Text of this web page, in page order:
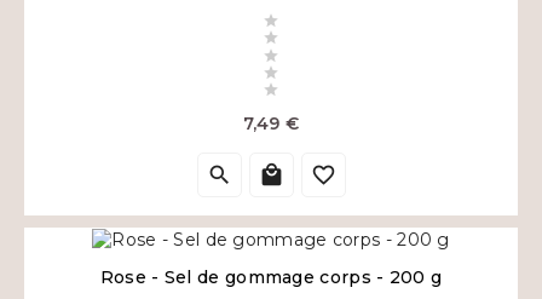
sur peaux sèches.





7,49 €Prix
  
Rose - Sel de gommage corps - 200 g